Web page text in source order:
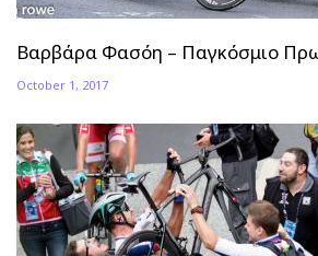
Βαρβάρα Φασόη – Παγκόσμιο
October 1, 2017